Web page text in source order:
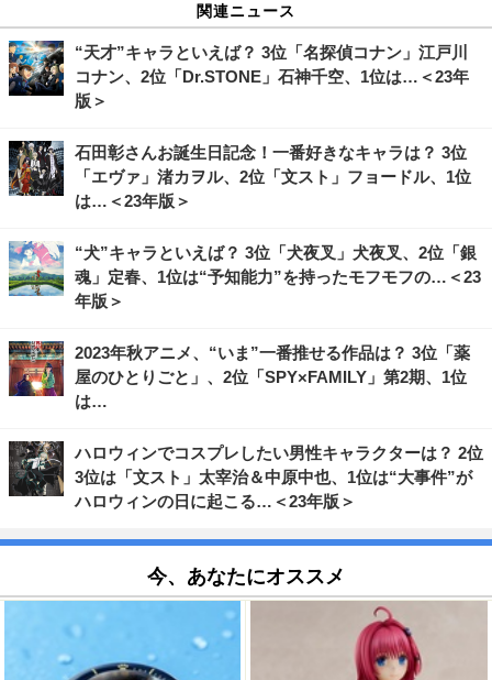
関連ニュース
“天才”キャラといえば？ 3位「名探偵コナン」江戸川
コナン、2位「Dr.STONE」石神千空、1位は…＜23年
版＞
石田彰さんお誕生日記念！一番好きなキャラは？ 3位
「エヴァ」渚カヲル、2位「文スト」フョードル、1位
は…＜23年版＞
“犬”キャラといえば？ 3位「犬夜叉」犬夜叉、2位「銀
魂」定春、1位は“予知能力”を持ったモフモフの…＜23
年版＞
2023年秋アニメ、“いま”一番推せる作品は？ 3位「薬
屋のひとりごと」、2位「SPY×FAMILY」第2期、1位
は…
ハロウィンでコスプレしたい男性キャラクターは？ 2位
3位は「文スト」太宰治＆中原中也、1位は“大事件”が
ハロウィンの日に起こる…＜23年版＞
今、あなたにオススメ